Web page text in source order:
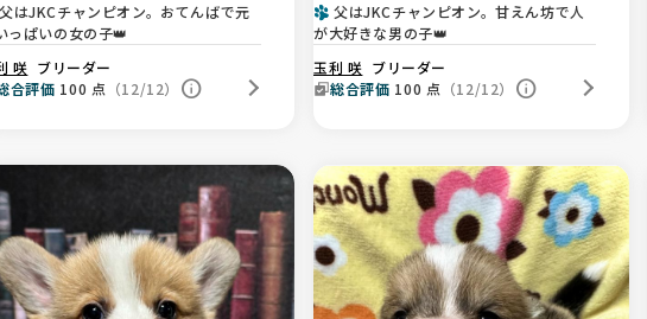
父はJKCチャンピオン。おてんばで元
っぱいの女の子👑
咲 ブリーダー
合評価 100 点 （12/12）
父はJKCチャンピオン。甘えん坊で人
が大好きな男の子👑
玉利 咲 ブリーダー
総合評価 100 点 （12/12）